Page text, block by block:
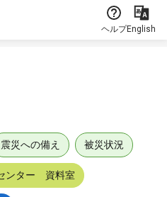
ヘルプEnglish
震災への備え 被災状況
ンター 資料室